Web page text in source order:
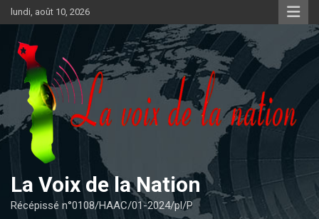
Aller
au
contenu
lundi, août 10, 2026
La Voix de la Nation
Récépissé n°0108/HAAC/01-2024/pl/P